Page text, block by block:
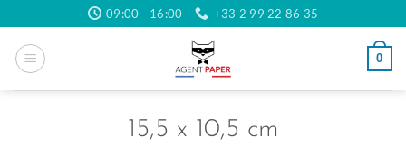
au
contenu
09:00 - 16:00 +33 2 99 22 86 35
0
15,5 x 10,5 cm